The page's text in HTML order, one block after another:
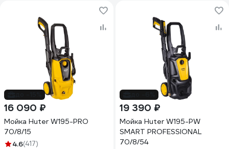
16 090 ₽
Мойка Huter W195-PRO
70/8/15
4.6(417)
19 390 ₽
Мойка Huter W195-PW
SMART PROFESSIONAL
70/8/54